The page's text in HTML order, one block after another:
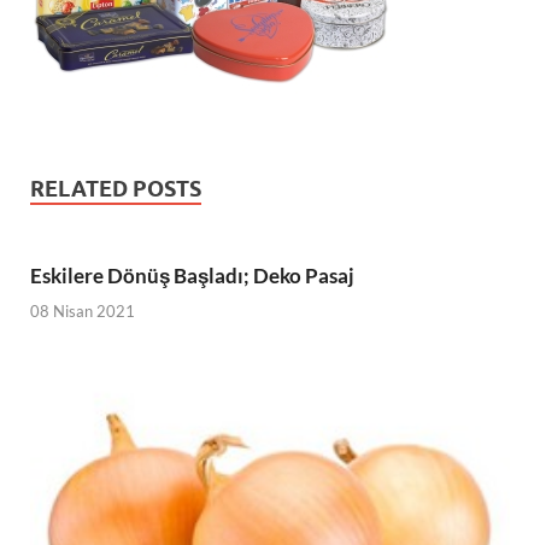
RELATED POSTS
Eskilere Dönüş Başladı; Deko Pasaj
08 Nisan 2021